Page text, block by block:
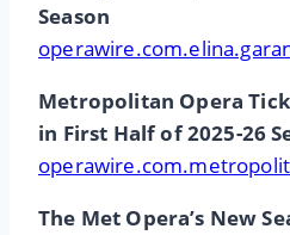
Season
Metropolitan Opera
in First Half of 2025-26
The Met Opera’s New